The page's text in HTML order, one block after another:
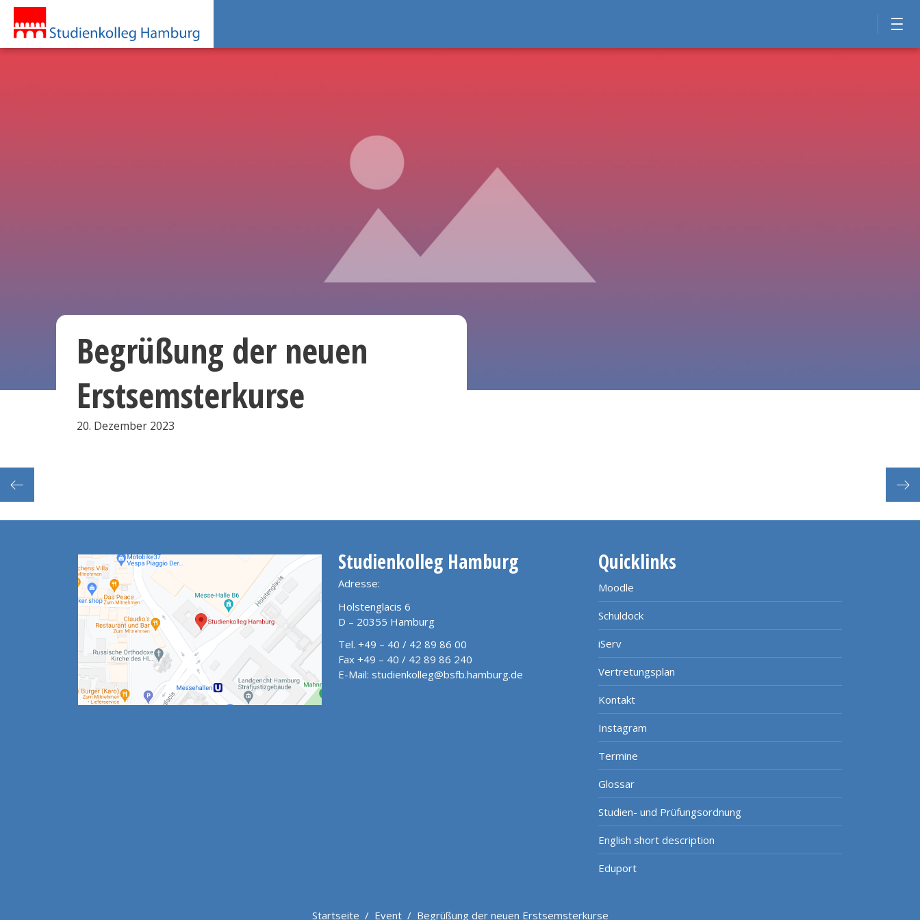
Treffen der Kursleiter der neuen Erstsemesterkurse
Begrüßung der neuen
Erstsemsterkurse
20. Dezember 2023
Studienkolleg Hamburg
Adresse:
Holstenglacis 6
D – 20355 Hamburg
Tel. +49 – 40 / 42 89 86 00
Fax +49 – 40 / 42 89 86 240
E-Mail: studienkolleg@bsfb.hamburg.de
Quicklinks
Moodle
Schuldock
iServ
Vertretungsplan
Kontakt
Instagram
Termine
Glossar
Studien- und Prüfungsordnung
English short description
Eduport
Startseite / Event/ Begrüßung der neuen Erstsemsterkurse